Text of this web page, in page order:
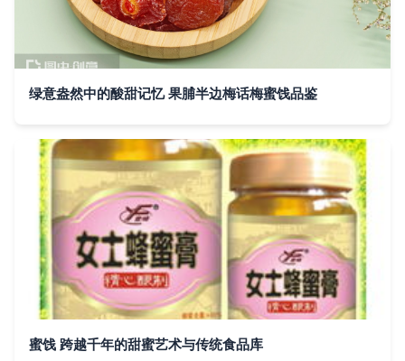
绿意盎然中的酸甜记忆 果脯半边梅话梅蜜饯品鉴
蜜饯 跨越千年的甜蜜艺术与传统食品库